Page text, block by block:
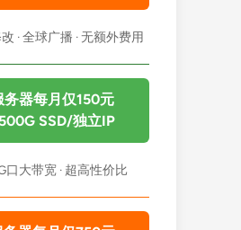
· 全球广播 · 无额外费用
务器每月仅150元
SSD/独立IP
口大带宽 · 超高性价比